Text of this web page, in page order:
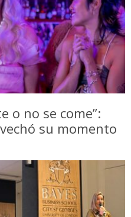
o no se come”:
su momento